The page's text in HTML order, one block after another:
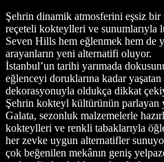
Şehrin dinamik atmosferini eşsiz
reçeteli kokteylleri ve sunumlarıyla
Seven Hills hem eğlenmek hem de
arayanların yeni alternatifi oluyor.
İstanbul’un tarihi yarımada
eğlenceyi doruklarına kadar
dekorasyonuyla oldukça dikkat
Şehrin kokteyl kültürünün parlayan
Galata, sezonluk malzemelerle
kokteylleri ve renkli tabaklarıyla
her zevke uygun alternatifler
çok beğenilen mekânın geniş